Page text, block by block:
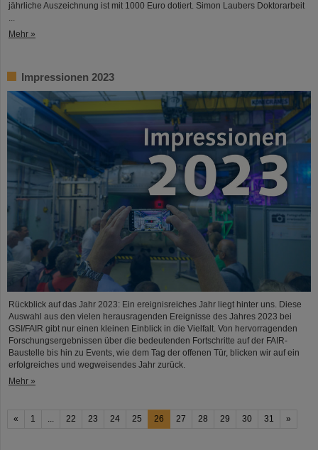
jährliche Auszeichnung ist mit 1000 Euro dotiert. Simon Laubers Doktorarbeit
...
Mehr »
Impressionen 2023
Rückblick auf das Jahr 2023: Ein ereignisreiches Jahr liegt hinter uns. Diese
Auswahl aus den vielen herausragenden Ereignisse des Jahres 2023 bei
GSI/FAIR gibt nur einen kleinen Einblick in die Vielfalt. Von hervorragenden
Forschungsergebnissen über die bedeutenden Fortschritte auf der FAIR-
Baustelle bis hin zu Events, wie dem Tag der offenen Tür, blicken wir auf ein
erfolgreiches und wegweisendes Jahr zurück.
Mehr »
« 1 22 23 24 25 26 27 28 29 30 31 »